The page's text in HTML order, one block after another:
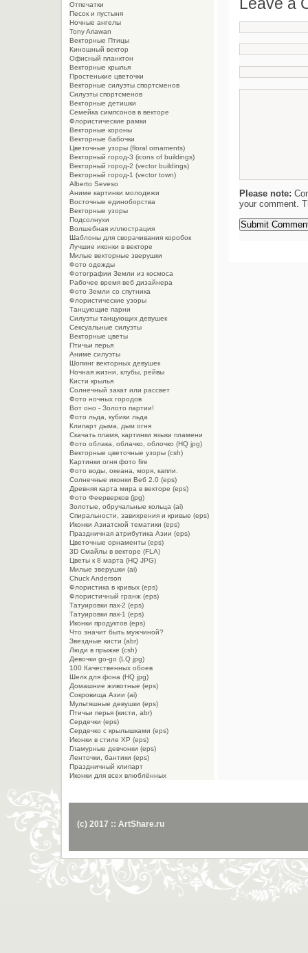
Please note:
your comment.
Отпечатки
Песок и пустыня
Ночные ангелы
Tony Ariawan
Векторные Птицы
Киношный вектор
Офисный планктон
Векторные крылья
Простенькие цветочки
Векторные силуэты спортсменов
Силуэты спортсменов
Векторные детишки
Семейка симпсонов в векторе
Флористические рамки
Векторные короны
Векторные бабочки
Цветочные узоры (floral ornaments)
Векторный город-3 (icons of buildings)
Векторный город-2 (vector buildings)
Векторный город-1 (vector town)
Alberto Seveso
Aниме картинки молодежи
Восточные единоборства
Векторные узоры
Подсолнухи
Волшебная иллюстрация
Шаблоны для сворачивания коробок
Лучшие иконки в векторе
Милые векторные зверушки
Фото одежды
Фотографии Земли из космоса
Рабочее время веб дизайнера
Фото Земли со спутника
Флористические узоры
Танцующие парни
Силуэты танцующих девушек
Сексуальные силуэты
Векторные цветы
Птичьи перья
Аниме силуэты
Шопинг векторных девушек
Ночная жизни, клубы, рейвы
Кисти крылья
Солнечный закат или рассвет
Фото ночных городов
Вот оно - Золото партии!
Фото льда, кубики льда
Клипарт дыма, дым огня
Cкачать пламя, картинки языки пламени
Фото облака, облачко, облочко (HQ jpg)
Векторные цветочные узоры (csh)
Картинки огня фото fire
Фото воды, океана, моря, капли.
Солнечные иконки Веб 2.0 (eps)
Древняя карта мира в векторе (eps)
Фото Феерверков (jpg)
Золотые, обручальные кольца (ai)
Спиральности, завихрения и кривые (eps)
Иконки Азиатской тематики (eps)
Праздничная атрибутика Азии (eps)
Цветочные орнаменты (eps)
3D Смайлы в векторе (FLA)
Цветы к 8 марта (HQ JPG)
Милые зверушки (ai)
Chuck Anderson
Флористика в кривых (eps)
Флористичный гранж (eps)
Татуировки пак-2 (eps)
Татуировки пак-1 (eps)
Иконки продуктов (eps)
Что значит быть мужчиной?
Звездные кисти (abr)
Люди в прыжке (csh)
Девочки go-go (LQ jpg)
100 Качественных обоев
Шелк для фона (HQ jpg)
Домашние животные (eps)
Сокровища Азии (ai)
Мультяшные девушки (eps)
Птичьи перья (кисти, abr)
Сердечки (eps)
Сердечко с крылышками (eps)
Иконки в стиле XP (eps)
Гламурные девчонки (eps)
Ленточки, бантики (eps)
Праздничный клипарт
Иконки для всех влюблённых
(c) 2017 :: ArtShare.ru